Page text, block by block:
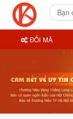
ĐỔI MÃ